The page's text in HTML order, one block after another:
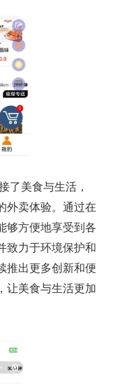
了美食与生活，
外卖体验。通过在
够方便地享受到各
致力于环境保护和
推出更多创新和便
让美食与生活更加